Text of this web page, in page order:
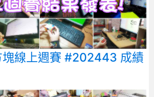
塊線上週賽 #202443 成績